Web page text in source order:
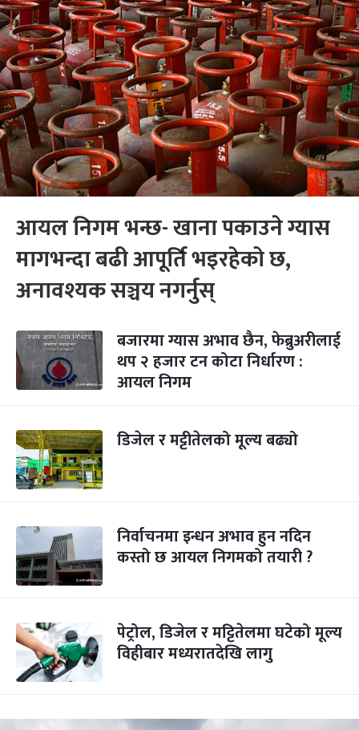
आयल निगम भन्छ- खाना पकाउने ग्यास
मागभन्दा बढी आपूर्ति भइरहेको छ,
अनावश्यक सञ्चय नगर्नुस्
बजारमा ग्यास अभाव छैन, फेब्रुअरीलाई
थप २ हजार टन कोटा निर्धारण :
आयल निगम
डिजेल र मट्टीतेलको मूल्य बढ्यो
निर्वाचनमा इन्धन अभाव हुन नदिन
कस्तो छ आयल निगमको तयारी ?
पेट्रोल, डिजेल र मट्टितेलमा घटेको मूल्य
विहीबार मध्यरातदेखि लागु